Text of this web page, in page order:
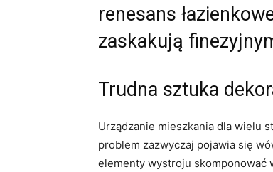
renesans
zaskakują
Trudna sztuka
Urządzanie mieszkania dla wielu
problem zazwyczaj pojawia się
elementy wystroju skomponować